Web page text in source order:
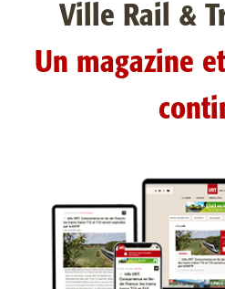
Ville Rail &
Un magazine